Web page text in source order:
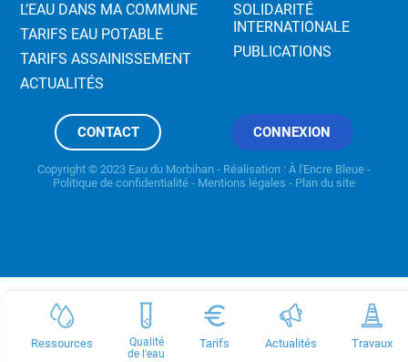
Ressources
Qualité
de l'eau
Tarifs Actualités Travaux
L’EAU DANS MA COMMUNE
TARIFS EAU POTABLE
TARIFS ASSAINISSEMENT
ACTUALITÉS
SOLIDARITÉ
INTERNATIONALE
PUBLICATIONS
Copyright © 2023 Eau du Morbihan - Réalisation : À l'Encre Bleue -
Politique de confidentialité - Mentions légales - Plan du site
CONTACT CONNEXION